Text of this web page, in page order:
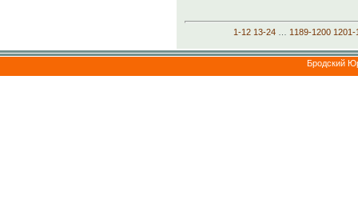
1-12 13-24 1189-1200 1201-
Бродский